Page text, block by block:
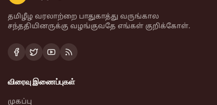
தமிழீழ வரலாற்றை பாதுகாத்து வருங்கால
சந்ததியினருக்கு வழங்குவதே எங்கள் குறிக்கோள்.
விரைவு இணைப்புகள்
முகப்பு